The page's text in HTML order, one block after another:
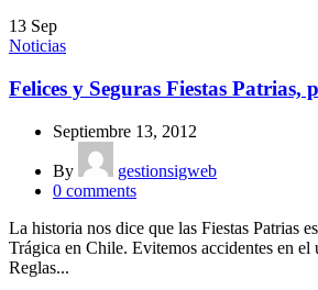
13 Sep
Noticias
Felices y Seguras Fiestas
Septiembre 13, 2012
By
gestionsigweb
0 comments
La historia nos dice que las Fiestas Patrias
Trágica en Chile. Evitemos accidentes en el
Reglas...